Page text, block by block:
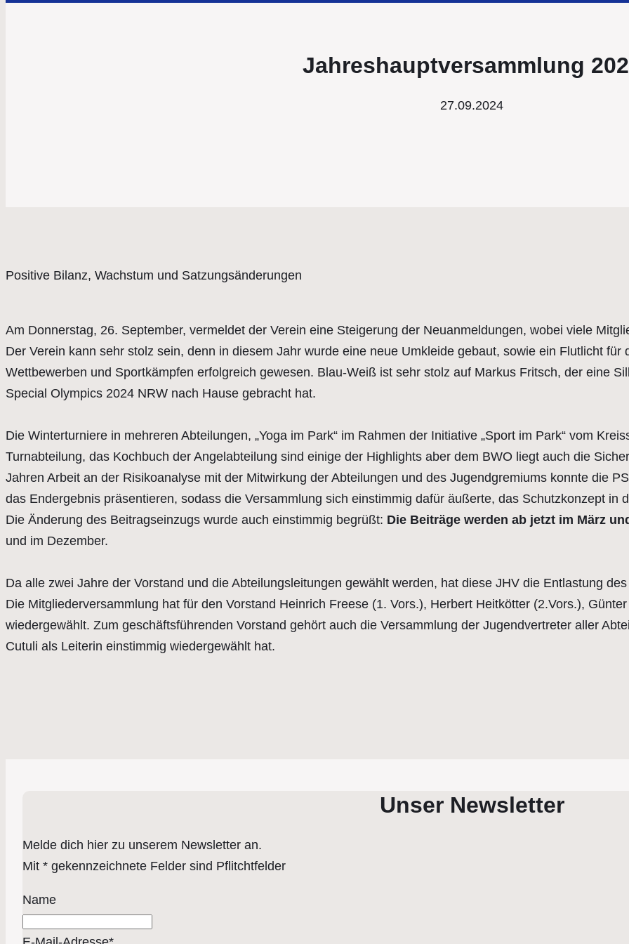
Jahreshauptversammlung
27.09.2024
Positive Bilanz, Wachstum und Satzungsänderungen
Am Donnerstag, 26. September, vermeldet der Verein eine Steigerung der Neuanmeldungen, wobei viele
Der Verein kann sehr stolz sein, denn in diesem Jahr wurde eine neue Umkleide gebaut, sowie ein Flutlicht
Wettbewerben und Sportkämpfen erfolgreich gewesen. Blau-Weiß ist sehr stolz auf Markus Fritsch, der eine
Special Olympics 2024 NRW nach Hause gebracht hat.
Die Winterturniere in mehreren Abteilungen, „Yoga im Park“ im Rahmen der Initiative „Sport im Park“ vom
Turnabteilung, das Kochbuch der Angelabteilung sind einige der Highlights aber dem BWO liegt auch die
Jahren Arbeit an der Risikoanalyse mit der Mitwirkung der Abteilungen und des Jugendgremiums konnte die
das Endergebnis präsentieren, sodass die Versammlung sich einstimmig dafür äußerte, das Schutzkonzept in
Die Änderung des Beitragseinzugs wurde auch einstimmig begrüßt: Die Beiträge werden ab jetzt im März
und im Dezember.
Da alle zwei Jahre der Vorstand und die Abteilungsleitungen gewählt werden, hat diese JHV die Entlastung
Die Mitgliederversammlung hat für den Vorstand Heinrich Freese (1. Vors.), Herbert Heitkötter (2.Vors.),
wiedergewählt. Zum geschäftsführenden Vorstand gehört auch die Versammlung der Jugendvertreter aller
Cutuli als Leiterin einstimmig wiedergewählt hat.
Unser Newsletter
Melde dich hier zu unserem Newsletter an.
Mit * gekennzeichnete Felder sind Pflitchtfelder
Name